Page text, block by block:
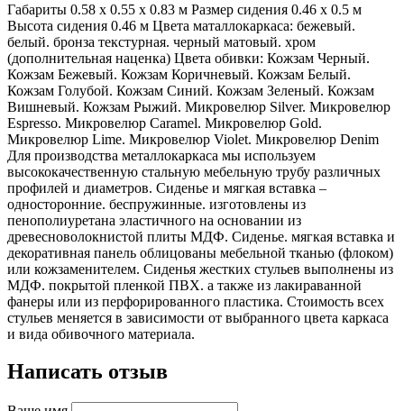
Габариты 0.58 х 0.55 х 0.83 м Размер сидения 0.46 х 0.5 м
Высота сидения 0.46 м Цвета маталлокаркаса: бежевый.
белый. бронза текстурная. черный матовый. хром
(дополнительная наценка) Цвета обивки: Кожзам Черный.
Кожзам Бежевый. Кожзам Коричневый. Кожзам Белый.
Кожзам Голубой. Кожзам Синий. Кожзам Зеленый. Кожзам
Вишневый. Кожзам Рыжий. Микровелюр Silver. Микровелюр
Espresso. Микровелюр Caramel. Микровелюр Gold.
Микровелюр Lime. Микровелюр Violet. Микровелюр Denim
Для производства металлокаркаса мы используем
высококачественную стальную мебельную трубу различных
профилей и диаметров. Сиденье и мягкая вставка –
односторонние. беспружинные. изготовлены из
пенополиуретана эластичного на основании из
древесноволокнистой плиты МДФ. Сиденье. мягкая вставка и
декоративная панель облицованы мебельной тканью (флоком)
или кожзаменителем. Сиденья жестких стульев выполнены из
МДФ. покрытой пленкой ПВХ. а также из лакираванной
фанеры или из перфорированного пластика. Стоимость всех
стульев меняется в зависимости от выбранного цвета каркаса
и вида обивочного материала.
Написать отзыв